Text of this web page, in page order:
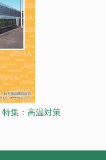
集：高温対策